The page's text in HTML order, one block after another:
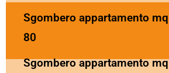
Sgombero appartamento mq
80
Sgombero appartamento mq